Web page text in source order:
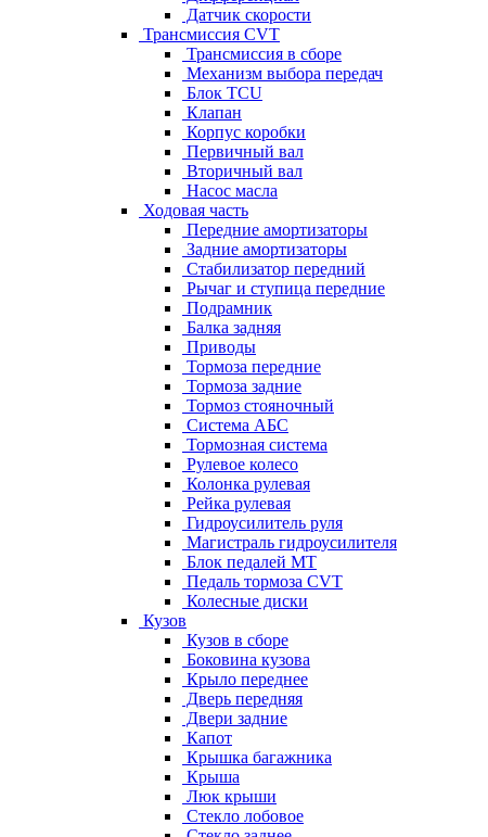
Датчик скорости
Трансмиссия CVT
Трансмиссия в сборе
Механизм выбора передач
Блок TCU
Клапан
Корпус коробки
Первичный вал
Вторичный вал
Насос масла
Ходовая часть
Передние амортизаторы
Задние амортизаторы
Стабилизатор передний
Рычаг и ступица передние
Подрамник
Балка задняя
Приводы
Тормоза передние
Тормоза задние
Тормоз стояночный
Система АБС
Тормозная система
Рулевое колесо
Колонка рулевая
Рейка рулевая
Гидроусилитель руля
Магистраль гидроусилителя
Блок педалей МТ
Педаль тормоза CVT
Колесные диски
Кузов
Кузов в сборе
Боковина кузова
Крыло переднее
Дверь передняя
Двери задние
Капот
Крышка багажника
Крыша
Люк крыши
Стекло лобовое